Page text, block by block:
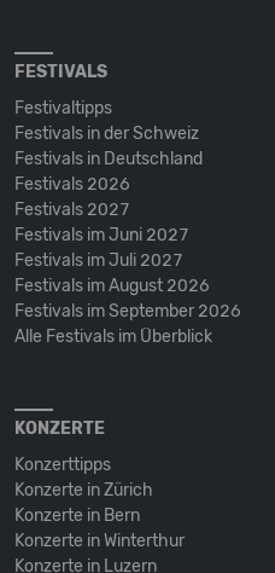
FESTIVALS
Festivaltipps
Festivals in der Schweiz
Festivals in Deutschland
Festivals 2026
Festivals 2027
Festivals im Juni 2027
Festivals im Juli 2027
Festivals im August 2026
Festivals im September 2026
Alle Festivals im Überblick
KONZERTE
Konzerttipps
Konzerte in Zürich
Konzerte in Bern
Konzerte in Winterthur
Konzerte in Luzern